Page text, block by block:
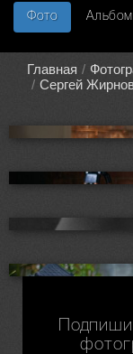
Фото
Главная
Сергей